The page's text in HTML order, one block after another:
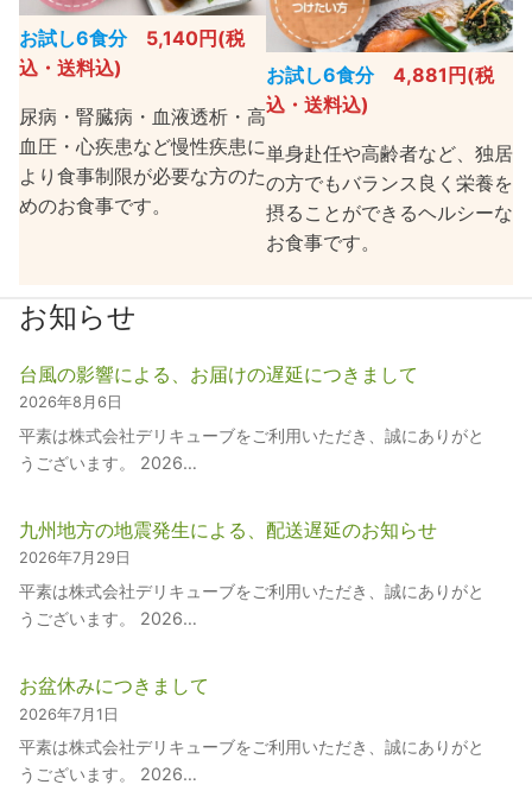
お試し6食分
5,140円(税
込・送料込)
尿病・腎臓病・血液透析・高
血圧・心疾患など慢性疾患に
より食事制限が必要な方のた
めのお食事です。
お試し6食分
4,881円(税
込・送料込)
単身赴任や高齢者など、独居
の方でもバランス良く栄養を
摂ることができるヘルシーな
お食事です。
お知らせ
台風の影響による、お届けの遅延につきまして
2026年8月6日
平素は株式会社デリキューブをご利用いただき、誠にありがと
うございます。 2026…
九州地方の地震発生による、配送遅延のお知らせ
2026年7月29日
平素は株式会社デリキューブをご利用いただき、誠にありがと
うございます。 2026…
お盆休みにつきまして
2026年7月1日
平素は株式会社デリキューブをご利用いただき、誠にありがと
うございます。 2026…